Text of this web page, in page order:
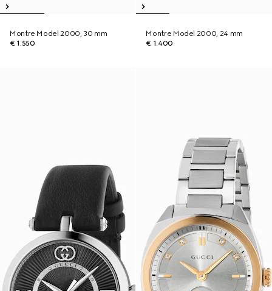
Montre Model 2000, 30 mm
€ 1.550
Montre Model 2000, 24 mm
€ 1.400